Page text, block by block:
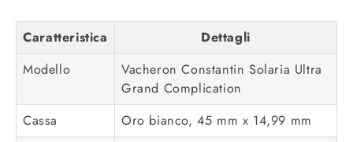
Caratteristica
Dettagli
Modello
Vacheron Constantin Solaria Ultra
Grand Complication
Cassa
Oro bianco, 45 mm x 14,99 mm